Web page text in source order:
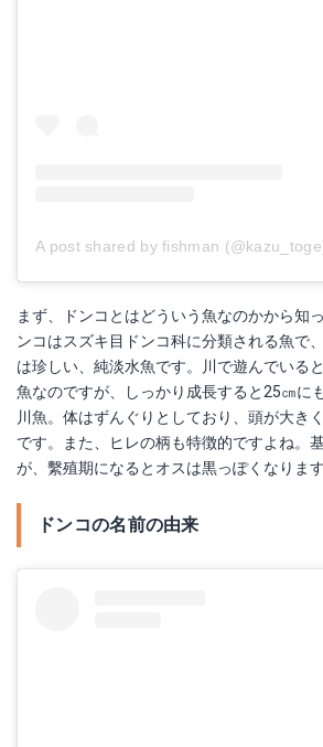
A post shared by fishman
まず、ドンコとはどういう魚なのかから知
ンコはスズキ目ドンコ科に分類される魚で
は珍しい、純淡水魚です。川で遊んでいる
魚なのですが、しっかり成長すると25㎝に
川魚。体はずんぐりとしており、頭が大き
です。また、ヒレの柄も特徴的ですよね。
が、繫殖期になるとオスは黒っぽくなります
ドンコの名前の由来